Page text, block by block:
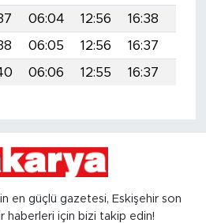
06:04 12:56 16:38
06:05 12:56 16:37
06:06 12:55 16:37
en güçlü gazetesi, Eskişehir son
haberleri için bizi takip edin!